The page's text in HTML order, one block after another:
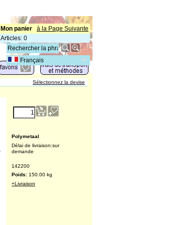
à la Page Suivante
Mon panier
Articles: 0
Français
Sélectionnez la devise
€3,707.00
(excl. TVA )
Polymetaal
Délai de livraison:
demande
142200